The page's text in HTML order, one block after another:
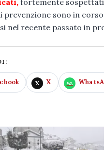
prevenzione sono in
nel recente passato in
X